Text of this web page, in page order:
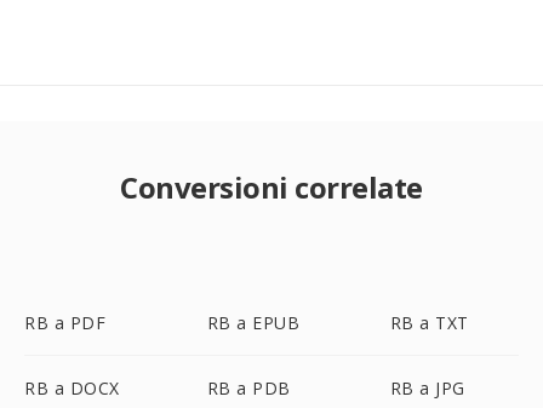
Conversioni correlate
RB a PDF RB a EPUB RB a TXT
RB a DOCX RB a PDB RB a JPG